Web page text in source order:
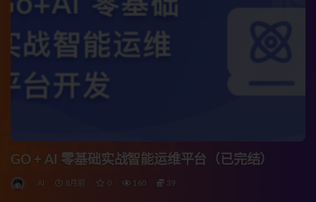
GO + AI 零基础实战智能运维平台（已完结）
AI 8月前 0 160 39